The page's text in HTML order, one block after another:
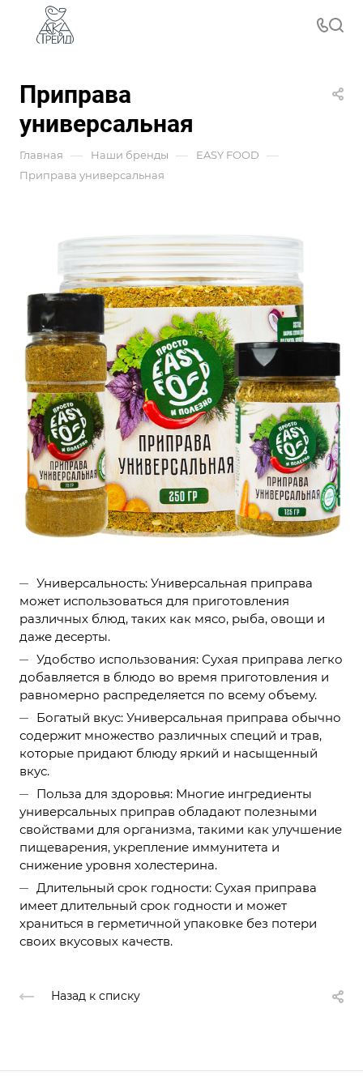
Приправа
универсальная
Главная — Наши бренды — EASY FOOD —
Приправа универсальная
Универсальность: Универсальная приправа
может использоваться для приготовления
различных блюд, таких как мясо, рыба, овощи и
даже десерты.
Удобство использования: Сухая приправа легко
добавляется в блюдо во время приготовления и
равномерно распределяется по всему объему.
Богатый вкус: Универсальная приправа обычно
содержит множество различных специй и трав,
которые придают блюду яркий и насыщенный
вкус.
Польза для здоровья: Многие ингредиенты
универсальных приправ обладают полезными
свойствами для организма, такими как улучшение
пищеварения, укрепление иммунитета и
снижение уровня холестерина.
Длительный срок годности: Сухая приправа
имеет длительный срок годности и может
храниться в герметичной упаковке без потери
своих вкусовых качеств.
Назад к списку